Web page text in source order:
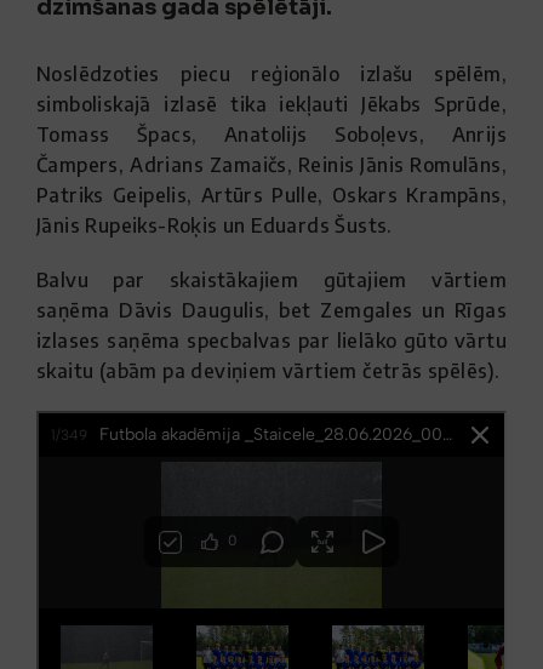
dzimšanas gada spēlētāji.
Noslēdzoties piecu reģionālo izlašu spēlēm,
simboliskajā izlasē tika iekļauti Jēkabs Sprūde,
Tomass Špacs, Anatolijs Soboļevs, Anrijs
Čampers, Adrians Zamaičs, Reinis Jānis Romulāns,
Patriks Geipelis, Artūrs Pulle, Oskars Krampāns,
Jānis Rupeiks-Roķis un Eduards Šusts.
Balvu par skaistākajiem gūtajiem vārtiem
saņēma Dāvis Daugulis, bet Zemgales un Rīgas
izlases saņēma specbalvas par lielāko gūto vārtu
skaitu (abām pa deviņiem vārtiem četrās spēlēs).